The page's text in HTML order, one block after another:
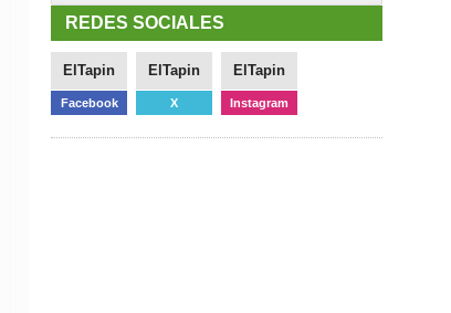
REDES SOCIALES
ElTapin
Facebook
ElTapin
X
ElTapin
Instagram